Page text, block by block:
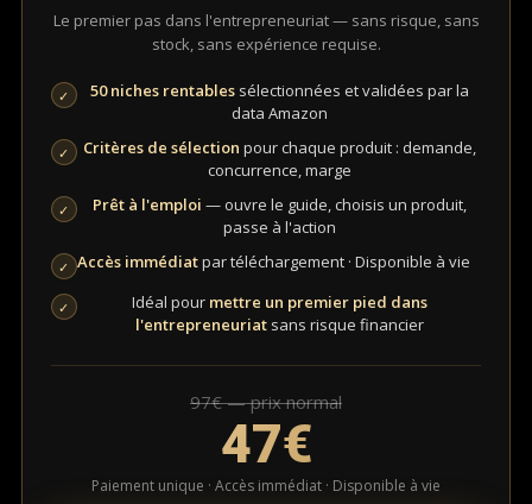
Le premier pas dans l'entrepreneuriat — sans risque, sans
stock, sans expérience requise.
✓ 50 niches rentablessélectionnées et validées par la
data Amazon
✓ Critères de sélection pour chaque produit : demande,
concurrence, marge
✓ Prêt à l'emploi — ouvre le guide, choisis un produit,
passe à l'action
✓ Accès immédiatpar téléchargement · Disponible à vie
✓ Idéal pour mettre un premier pied dans
l'entrepreneuriatsans risque financier
97€ — prix normal
47€
Paiement unique · Accès immédiat · Disponible à vie